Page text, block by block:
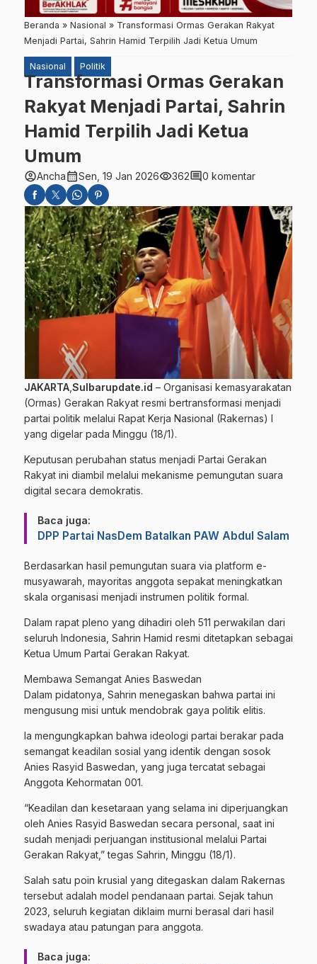
Beranda » Nasional » Transformasi Ormas Gerakan Rakyat
Menjadi Partai, Sahrin Hamid Terpilih Jadi Ketua Umum
Nasional Politik
Transformasi Ormas Gerakan
Rakyat Menjadi Partai, Sahrin
Hamid Terpilih Jadi Ketua
Umum
account_circleAnchacalendar_monthSen, 19 Jan 2026visibility362comment0 komentar
JAKARTA Sulbarupdate.id – Organisasi kemasyarakatan
(Ormas) Gerakan Rakyat resmi bertransformasi menjadi
partai politik melalui Rapat Kerja Nasional (Rakernas) I
yang digelar pada Minggu (18/1).
Keputusan perubahan status menjadi Partai Gerakan
Rakyat ini diambil melalui mekanisme pemungutan suara
digital secara demokratis.
Baca juga:
DPP Partai NasDem Batalkan PAW Abdul Salam
Berdasarkan hasil pemungutan suara via platform e-
musyawarah, mayoritas anggota sepakat meningkatkan
skala organisasi menjadi instrumen politik formal.
Dalam rapat pleno yang dihadiri oleh 511 perwakilan dari
seluruh Indonesia, Sahrin Hamid resmi ditetapkan sebagai
Ketua Umum Partai Gerakan Rakyat.
Membawa Semangat Anies Baswedan
Dalam pidatonya, Sahrin menegaskan bahwa partai ini
mengusung misi untuk mendobrak gaya politik elitis.
Ia mengungkapkan bahwa ideologi partai berakar pada
semangat keadilan sosial yang identik dengan sosok
Anies Rasyid Baswedan, yang juga tercatat sebagai
Anggota Kehormatan 001.
“Keadilan dan kesetaraan yang selama ini diperjuangkan
oleh Anies Rasyid Baswedan secara personal, saat ini
sudah menjadi perjuangan institusional melalui Partai
Gerakan Rakyat,” tegas Sahrin, Minggu (18/1).
Salah satu poin krusial yang ditegaskan dalam Rakernas
tersebut adalah model pendanaan partai. Sejak tahun
2023, seluruh kegiatan diklaim murni berasal dari hasil
swadaya atau patungan para anggota.
Baca juga: